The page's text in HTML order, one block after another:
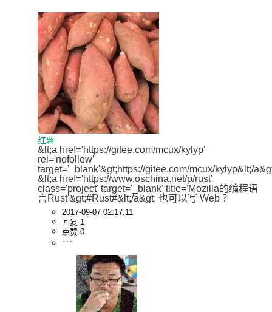
红薯
&lt;a href='https://gitee.com/mcux/kylyp'
rel='nofollow'
target='_blank'&gt;https://gitee.com/mcux/kylyp&lt;/
&lt;a href='https://www.oschina.net/p/rust'
class='project' target='_blank' title='Mozilla的编程语
言Rust'&gt;#Rust#&lt;/a&gt; 也可以写 Web ？
2017-09-07 02:17:11
回复 1
点赞 0